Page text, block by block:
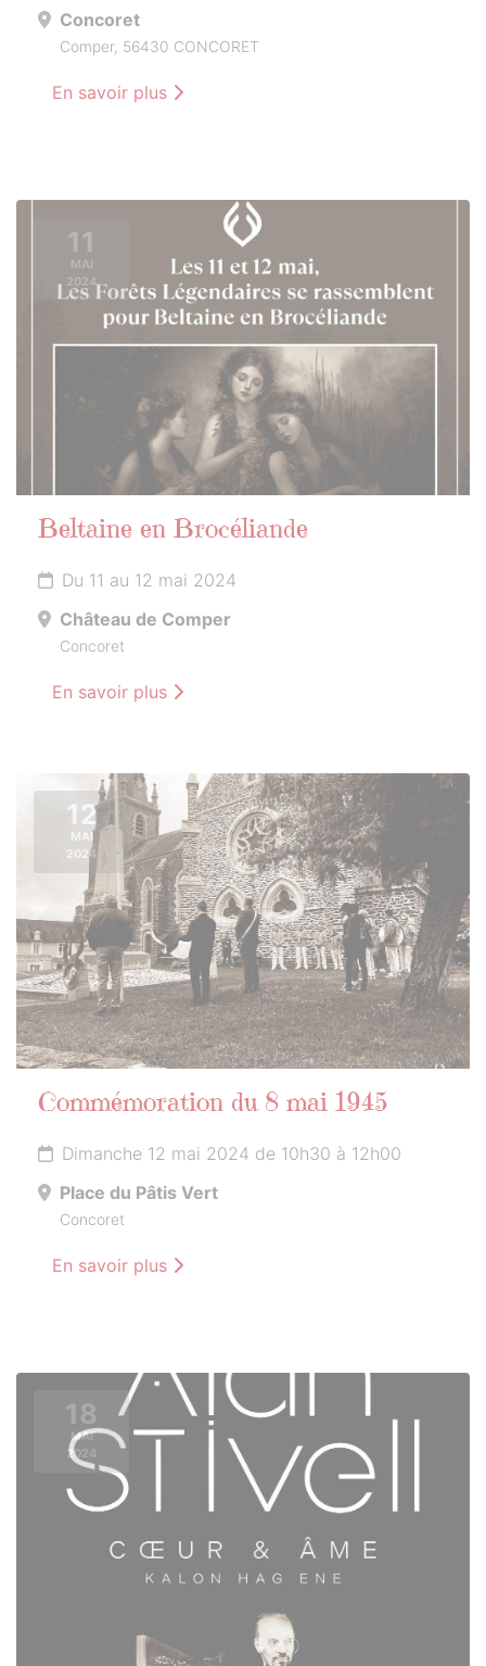
Concoret
Comper, 56430 CONCORET
En savoir plus
11
MAI
2024
Beltaine en Brocéliande
Du 11 au 12 mai 2024
Château de Comper
Concoret
En savoir plus
12
MAI
2024
Commémoration du 8 mai 1945
Dimanche 12 mai 2024 de 10h30 à 12h00
Place du Pâtis Vert
Concoret
En savoir plus
18
MAI
2024